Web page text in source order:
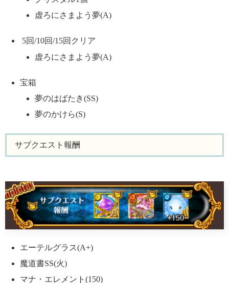
虚ろにさまよう夢(A)
5回/10回/15回クリア
虚ろにさまよう夢(A)
宝箱
夢のはばたき(SS)
夢のかけら(S)
サブクエスト報酬
エーテルグラス(A+)
魔道書SS(火)
マナ・エレメント(150)